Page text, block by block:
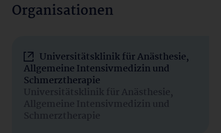
Organisationen
Universitätsklinik für Anästhesie,
Allgemeine Intensivmedizin und
Schmerztherapie
Universitätsklinik für Anästhesie,
Allgemeine Intensivmedizin und
Schmerztherapie